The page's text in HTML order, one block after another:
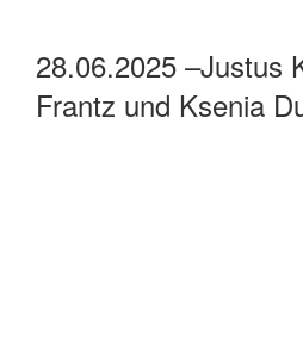
28.06.2025 –Justus
Frantz und Ksenia